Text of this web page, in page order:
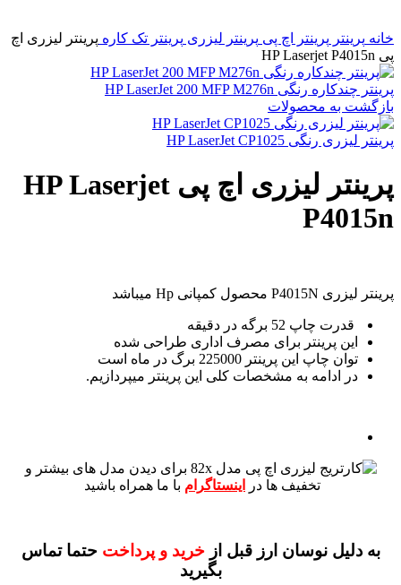
خانه پرینتر پرینتر اچ پی پرینتر لیزری پرینتر تک کاره پرینتر لیزری اچ
پی HP Laserjet P4015n
پرینتر چندکاره رنگی HP LaserJet 200 MFP M276n
بازگشت به محصولات
پرینتر لیزری رنگی HP LaserJet CP1025
پرینتر لیزری اچ پی HP Laserjet
P4015n
پرینتر لیزری P4015N محصول کمپانی Hp میباشد
قدرت چاپ 52 برگه در دقیقه
این پرینتر برای مصرف اداری طراحی شده
توان چاپ این پرینتر 225000 برگ در ماه است
در ادامه به مشخصات کلی این پرینتر میپردازیم.
برای دیدن مدل های بیشتر و
تخفیف ها در
اینستاگرام با ما همراه باشید
به دلیل نوسان ارز قبل از خرید و پرداختحتما تماس
بگیرید